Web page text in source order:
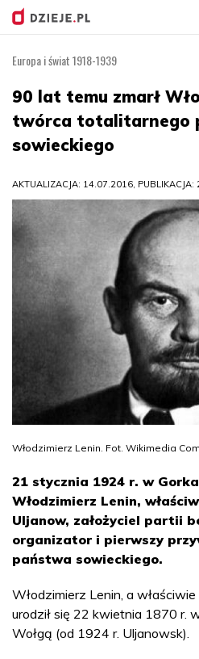
Europa i świat 1918-1939
90 lat temu zmarł
twórca totalitarnego
sowieckiego
AKTUALIZACJA: 14.07.2016,
Włodzimierz Lenin. Fot. Wikimedia
21 stycznia 1924 r. w
Włodzimierz Lenin,
Uljanow, założyciel partii
organizator i pierwszy
państwa sowieckiego.
Włodzimierz Lenin, a
urodził się 22 kwietnia 1870 r.
Wołgą (od 1924 r. Uljanowsk).